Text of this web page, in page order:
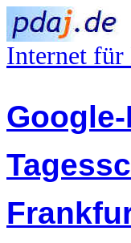
Internet für